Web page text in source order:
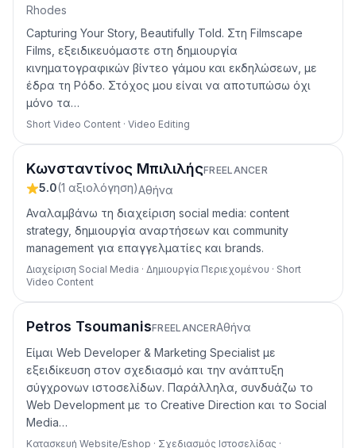
Rhodes
Capturing Your Story, Beautifully Told. Στη Filmscape
Films, εξειδικευόμαστε στη δημιουργία
κινηματογραφικών βίντεο γάμου και εκδηλώσεων, με
έδρα τη Ρόδο. Στόχος μου είναι να αποτυπώσω όχι
μόνο τα…
Short Video Content · Video Editing
Κωνσταντίνος ΜπιλιλήςFREELANCER
5.0(1 αξιολόγηση)Αθήνα
Αναλαμβάνω τη διαχείριση social media: content
strategy, δημιουργία αναρτήσεων και community
management για επαγγελματίες και brands.
Διαχείριση Social Media · Δημιουργία Περιεχομένου · Short
Video Content
Petros TsoumanisFREELANCERΑθήνα
Είμαι Web Developer & Marketing Specialist με
εξειδίκευση στον σχεδιασμό και την ανάπτυξη
σύγχρονων ιστοσελίδων. Παράλληλα, συνδυάζω το
Web Development με το Creative Direction και το Social
Media…
Κατασκευή Website/Eshop · Σχεδιασμός Ιστοσελίδας ·